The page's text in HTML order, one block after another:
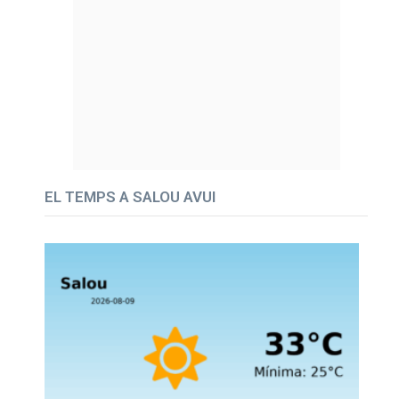
EL TEMPS A SALOU AVUI